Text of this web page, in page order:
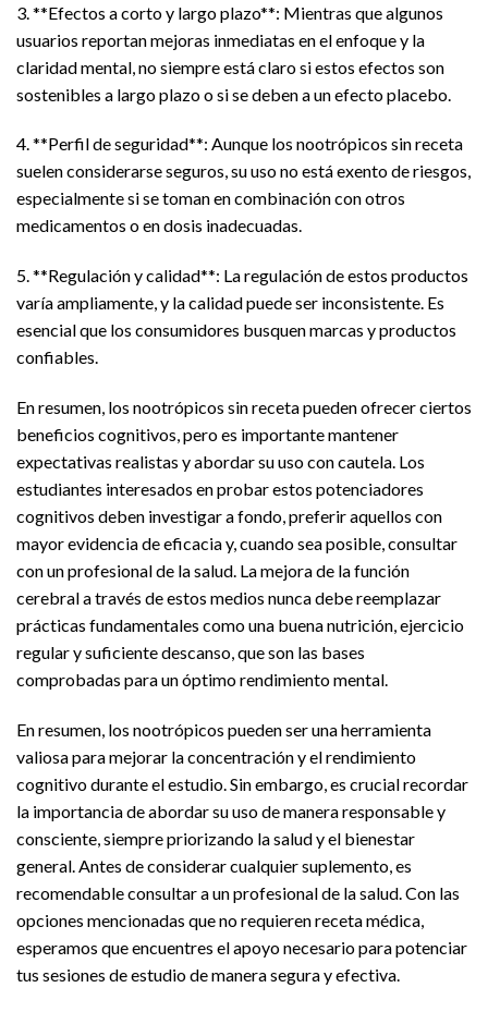
3. **Efectos a corto y largo plazo**: Mientras que algunos
usuarios reportan mejoras inmediatas en el enfoque y la
claridad mental, no siempre está claro si estos efectos son
sostenibles a largo plazo o si se deben a un efecto placebo.
4. **Perfil de seguridad**: Aunque los nootrópicos sin receta
suelen considerarse seguros, su uso no está exento de riesgos,
especialmente si se toman en combinación con otros
medicamentos o en dosis inadecuadas.
5. **Regulación y calidad**: La regulación de estos productos
varía ampliamente, y la calidad puede ser inconsistente. Es
esencial que los consumidores busquen marcas y productos
confiables.
En resumen, los nootrópicos sin receta pueden ofrecer ciertos
beneficios cognitivos, pero es importante mantener
expectativas realistas y abordar su uso con cautela. Los
estudiantes interesados en probar estos potenciadores
cognitivos deben investigar a fondo, preferir aquellos con
mayor evidencia de eficacia y, cuando sea posible, consultar
con un profesional de la salud. La mejora de la función
cerebral a través de estos medios nunca debe reemplazar
prácticas fundamentales como una buena nutrición, ejercicio
regular y suficiente descanso, que son las bases
comprobadas para un óptimo rendimiento mental.
En resumen, los nootrópicos pueden ser una herramienta
valiosa para mejorar la concentración y el rendimiento
cognitivo durante el estudio. Sin embargo, es crucial recordar
la importancia de abordar su uso de manera responsable y
consciente, siempre priorizando la salud y el bienestar
general. Antes de considerar cualquier suplemento, es
recomendable consultar a un profesional de la salud. Con las
opciones mencionadas que no requieren receta médica,
esperamos que encuentres el apoyo necesario para potenciar
tus sesiones de estudio de manera segura y efectiva.